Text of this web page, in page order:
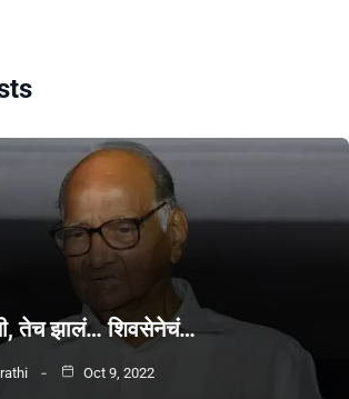
तेच झालं… शिवसेनेचं…
Oct 9, 2022